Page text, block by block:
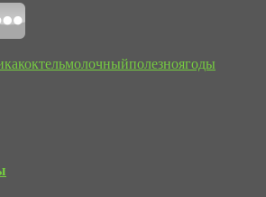
коктельмолочныйполезноягоды